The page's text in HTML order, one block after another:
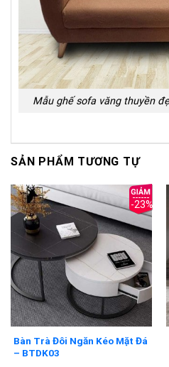
Mẫu ghế sofa văng thuyền
SẢN PHẨM TƯƠNG TỰ
-23%
Bàn Trà Đôi Ngăn Kéo Mặt Đá
– BTDK03